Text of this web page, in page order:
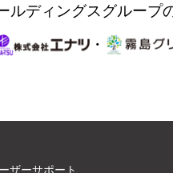
ルディングスグループ
・
ザーサポート